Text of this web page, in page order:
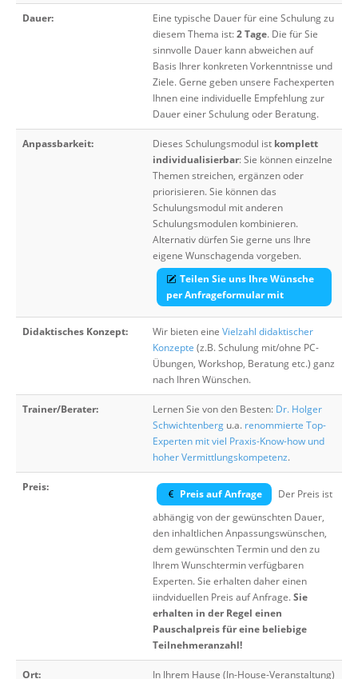
Dauer:
Eine typische Dauer für eine Schulung zu
diesem Thema ist:2 Tage. Die für Sie
sinnvolle Dauer kann abweichen auf
Basis Ihrer konkreten Vorkenntnisse und
Ziele. Gerne geben unsere Fachexperten
Ihnen eine individuelle Empfehlung zur
Dauer einer Schulung oder Beratung.
Anpassbarkeit: Dieses Schulungsmodul ist komplett
individualisierbar: Sie können einzelne
Themen streichen, ergänzen oder
priorisieren. Sie können das
Schulungsmodul mit anderen
Schulungsmodulen kombinieren.
Alternativ dürfen Sie gerne uns Ihre
eigene Wunschagenda vorgeben.
Teilen Sie uns Ihre Wünsche
per Anfrageformular mit
Didaktisches Konzept: Wir bieten eine Vielzahl didaktischer
Konzepte (z.B. Schulung mit/ohne PC-
Übungen, Workshop, Beratung etc.) ganz
nach Ihren Wünschen.
Trainer/Berater: Lernen Sie von den Besten: Dr. Holger
Schwichtenberg u.a. renommierte Top-
Experten mit viel Praxis-Know-how und
hoher Vermittlungskompetenz.
Preis:
Preis auf Anfrage
Der Preis ist
abhängig von der gewünschten Dauer,
den inhaltlichen Anpassungswünschen,
dem gewünschten Termin und den zu
Ihrem Wunschtermin verfügbaren
Experten. Sie erhalten daher einen
iindviduellen Preis auf Anfrage.Sie
erhalten in der Regel einen
Pauschalpreis für eine beliebige
Teilnehmeranzahl!
Ort: In Ihrem Hause (In-House-Veranstaltung)